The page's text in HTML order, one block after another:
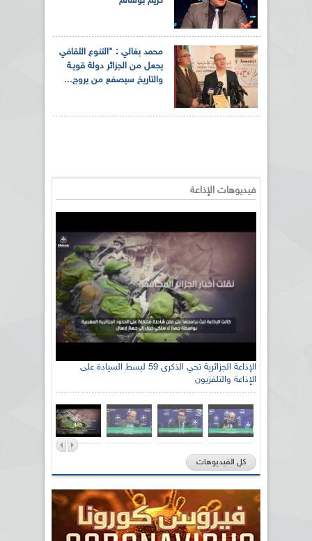
محمد بغالي : "التنوع الثقافي
يجعل من الجزائر دولة قويـة
والتاريخ سيصفع من يروج...
فيديوهات الإذاعة
الإذاعة الجزائرية تحي الذكرى 59 لبسط السيادة على
الإذاعة والتلفزيون
كل الفيديوهات